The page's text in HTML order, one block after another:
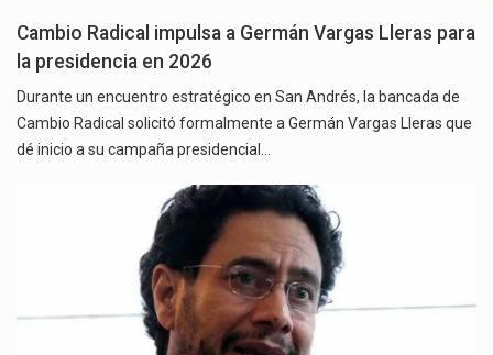
Cambio Radical impulsa a Germán Vargas Lleras para
la presidencia en 2026
Durante un encuentro estratégico en San Andrés, la bancada de
Cambio Radical solicitó formalmente a Germán Vargas Lleras que
dé inicio a su campaña presidencial…